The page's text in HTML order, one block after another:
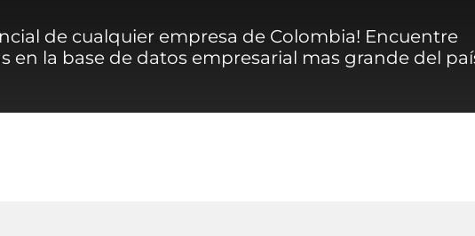
de cualquier empresa de Colombia! Encuentre
en la base de datos empresarial mas grande del